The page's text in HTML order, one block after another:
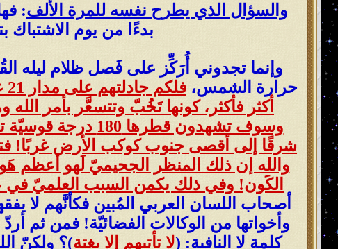
والسؤال الذي يطرح نفسه للمرة الألف:
بدءًا من يوم الاشتباك بتاريخ: (10 يوليو 2023) إلى حد هذه
وإنما تجدوني أُرَكِّز على فَصل ظلام ليله
حرارة الشمس،
أكثر فأكثر، كونها تَخُبّ وتتسعَّر بأمر
وسوف تشهدون
شرقًا إلى أقصى جنوب كوكب الأرض غربًا!
والله إن ذلك المنظر الجحيميّ لَهو أعظم
الكَون! وفي ذلك يكمن السبب العلميّ
أصحاب اللسان العربي المُبين فكأنَّهم لا
وأخواتها من الوكالات الفضائيّة! فمن ثم
كلمة لا النافية: (لا تأتيهم إلا بغتة)؟ ولكنّ